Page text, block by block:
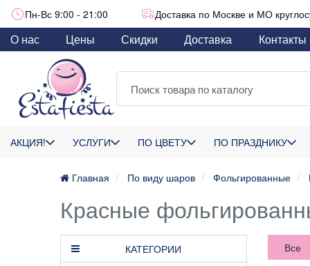
Пн-Вс 9:00 - 21:00 Доставка по Москве и МО
О нас Цены Скидки Доставка Контакты
АКЦИЯ! УСЛУГИ ПО ЦВЕТУ ПО ПРАЗДНИКУ
Главная По виду шаров Фольгированные
Красные
КАТЕГОРИИ
Все